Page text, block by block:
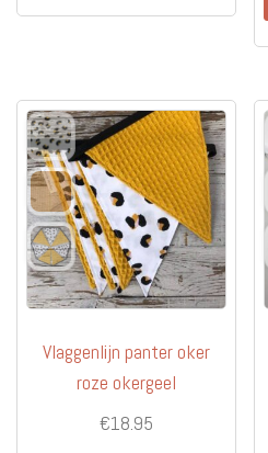
Vlaggenlijn panter oker
roze okergeel
€18.95